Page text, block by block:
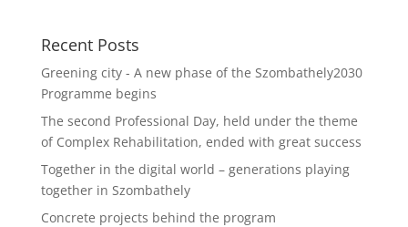
Recent Posts
Greening city - A new phase of the Szombathely2030
Programme begins
The second Professional Day, held under the theme
of Complex Rehabilitation, ended with great success
Together in the digital world – generations playing
together in Szombathely
Concrete projects behind the program